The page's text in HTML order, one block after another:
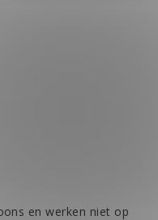
en werken niet op